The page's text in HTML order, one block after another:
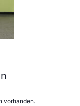
vorhanden.